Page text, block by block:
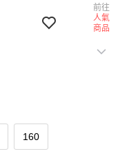
160
前往
人氣
商品